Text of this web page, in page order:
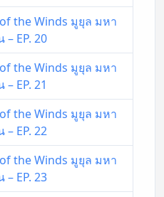
the Winds มูยุล มหา
EP. 20
the Winds มูยุล มหา
EP. 21
the Winds มูยุล มหา
EP. 22
the Winds มูยุล มหา
EP. 23